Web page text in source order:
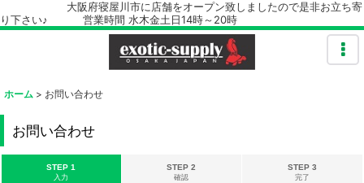
大阪府寝屋川市に店舗をオープン致しましたので是非お立ち寄
り下さい♪ 営業時間 水木金土日14時～20時
ホーム > お問い合わせ
お問い合わせ
STEP 1
入力
STEP 2
確認
STEP 3
完了